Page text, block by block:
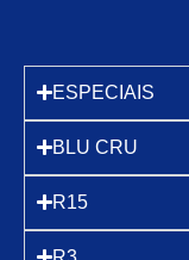
ESPECIAIS
BLU CRU
R15